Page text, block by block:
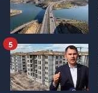
5